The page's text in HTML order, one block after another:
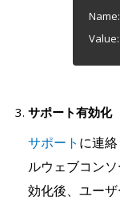
サポート有効化
サポート に連
ルウェブコン
効化後、ユー